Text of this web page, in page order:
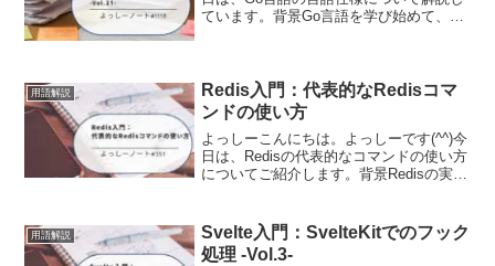
ています。背景Go言語を学び始めて、公
用語解説
Redis入門：代表的なRedisコマ
ンドの使い方
よっしーこんにちは。よっしーです(^^)今
日は、Redisの代表的なコマンドの使い方
についてご紹介します。背景Redisの実行
容を備忘として残しました。今回使用
し...
用語解説
Svelte入門：SvelteKitでのフック
処理 -Vol.3-